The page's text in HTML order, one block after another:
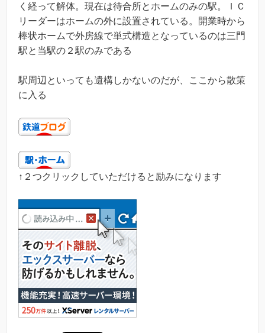
く経って解体。現在は待合所とホームのみの駅。ＩＣ
リーダーはホームの外に設置されている。開業時から
棒状ホームで外房線で単式構造となっているのは三門
駅と当駅の２駅のみである
駅周辺といっても遺構しかないのだが、ここから散策
に入る
↑２つクリックしていただけると励みになります